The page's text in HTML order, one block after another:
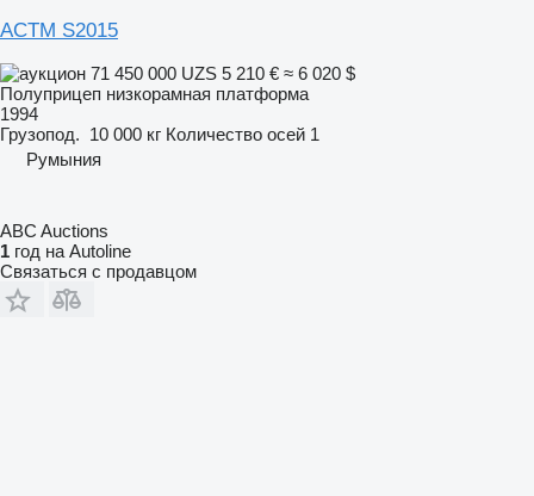
ACTM S2015
71 450 000 UZS 5 210 € ≈ 6 020 $
Полуприцеп низкорамная платформа
1994
Грузопод. 10 000 кг Количество осей 1
Румыния
ABC Auctions
1 год на Autoline
Связаться с продавцом